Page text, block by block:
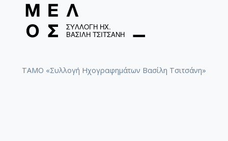
ΤΑΜΟ «Συλλογή Ηχογραφημάτων Βασίλη Τσιτσάνη»